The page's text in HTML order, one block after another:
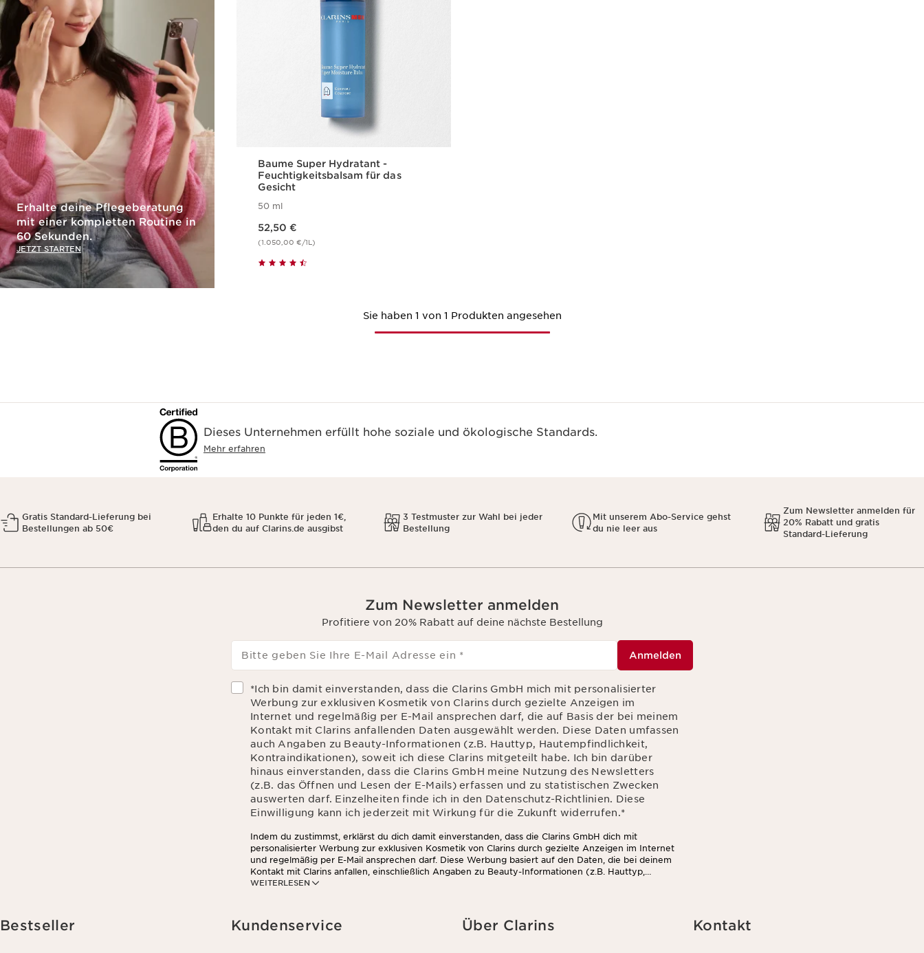
Erhalte deine Pflegeberatung
mit einer kompletten Routine in
60 Sekunden.
JETZT STARTEN
Baume Super Hydratant -
Feuchtigkeitsbalsam für das
Gesicht
50 ml
52,50 €
(1.050,00 €/1L)
Sie haben 1 von 1 Produkten angesehen
Dieses Unternehmen erfüllt hohe soziale und ökologische Standards.
Mehr erfahren
Gratis Standard-Lieferung bei
Bestellungen ab 50€
Erhalte 10 Punkte für jeden 1€,
den du auf Clarins.de ausgibst
3 Testmuster zur Wahl bei jeder
Bestellung
Mit unserem Abo-Service gehst
du nie leer aus
Zum Newsletter anmelden für
20% Rabatt und gratis
Standard-Lieferung
Zum Newsletter anmelden
Profitiere von 20% Rabatt auf deine nächste Bestellung
Bitte geben Sie Ihre E-Mail Adresse ein * Anmelden
*Ich bin damit einverstanden, dass die Clarins GmbH mich mit personalisierter
Werbung zur exklusiven Kosmetik von Clarins durch gezielte Anzeigen im
Internet und regelmäßig per E-Mail ansprechen darf, die auf Basis der bei meinem
Kontakt mit Clarins anfallenden Daten ausgewählt werden. Diese Daten umfassen
auch Angaben zu Beauty-Informationen (z.B. Hauttyp, Hautempfindlichkeit,
Kontraindikationen), soweit ich diese Clarins mitgeteilt habe. Ich bin darüber
hinaus einverstanden, dass die Clarins GmbH meine Nutzung des Newsletters
(z.B. das Öffnen und Lesen der E-Mails) erfassen und zu statistischen Zwecken
auswerten darf. Einzelheiten finde ich in den Datenschutz-Richtlinien. Diese
Einwilligung kann ich jederzeit mit Wirkung für die Zukunft widerrufen.*
WEITERLESEN
Indem du zustimmst, erklärst du dich damit einverstanden, dass die Clarins GmbH dich mit
personalisierter Werbung zur exklusiven Kosmetik von Clarins durch gezielte Anzeigen im Internet
und regelmäßig per E-Mail ansprechen darf. Diese Werbung basiert auf den Daten, die bei deinem
Kontakt mit Clarins anfallen, einschließlich Angaben zu Beauty-Informationen (z.B. Hauttyp,
Hautempfindlichkeit, Kontraindikationen), soweit du diese Clarins mitgeteilt hast. Außerdem stimmst
Informationen findest du in den Datenschutz-Richtlinien. Diese Einwilligung kannst du jederzeit mit
Wirkung für die Zukunft widerrufen.
Bestseller Kundenservice Über Clarins Kontakt